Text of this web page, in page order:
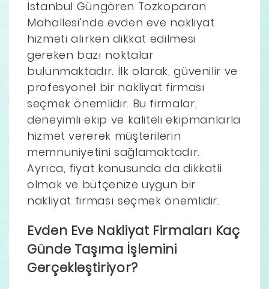
İstanbul Güngören Tozkoparan
Mahallesi'nde evden eve nakliyat
hizmeti alırken dikkat edilmesi
gereken bazı noktalar
bulunmaktadır. İlk olarak, güvenilir ve
profesyonel bir nakliyat firması
seçmek önemlidir. Bu firmalar,
deneyimli ekip ve kaliteli ekipmanlarla
hizmet vererek müşterilerin
memnuniyetini sağlamaktadır.
Ayrıca, fiyat konusunda da dikkatli
olmak ve bütçenize uygun bir
nakliyat firması seçmek önemlidir.
Evden Eve Nakliyat Firmaları Kaç
Günde Taşıma İşlemini
Gerçekleştiriyor?